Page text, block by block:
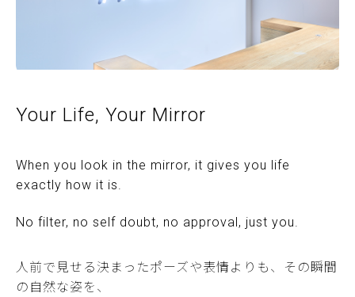
Your Life, Your Mirror
When you look in the mirror, it gives you life
exactly how it is.
No filter, no self doubt, no approval, just you.
人前で見せる決まったポーズや表情よりも、その瞬間
の自然な姿を、